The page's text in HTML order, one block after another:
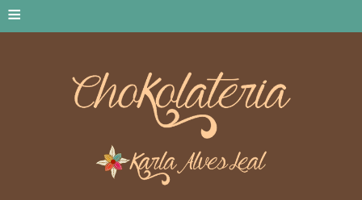
≡